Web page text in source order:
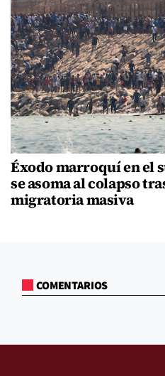
Éxodo marroquí en el
se asoma al colapso
migratoria masiva
COMENTARIOS